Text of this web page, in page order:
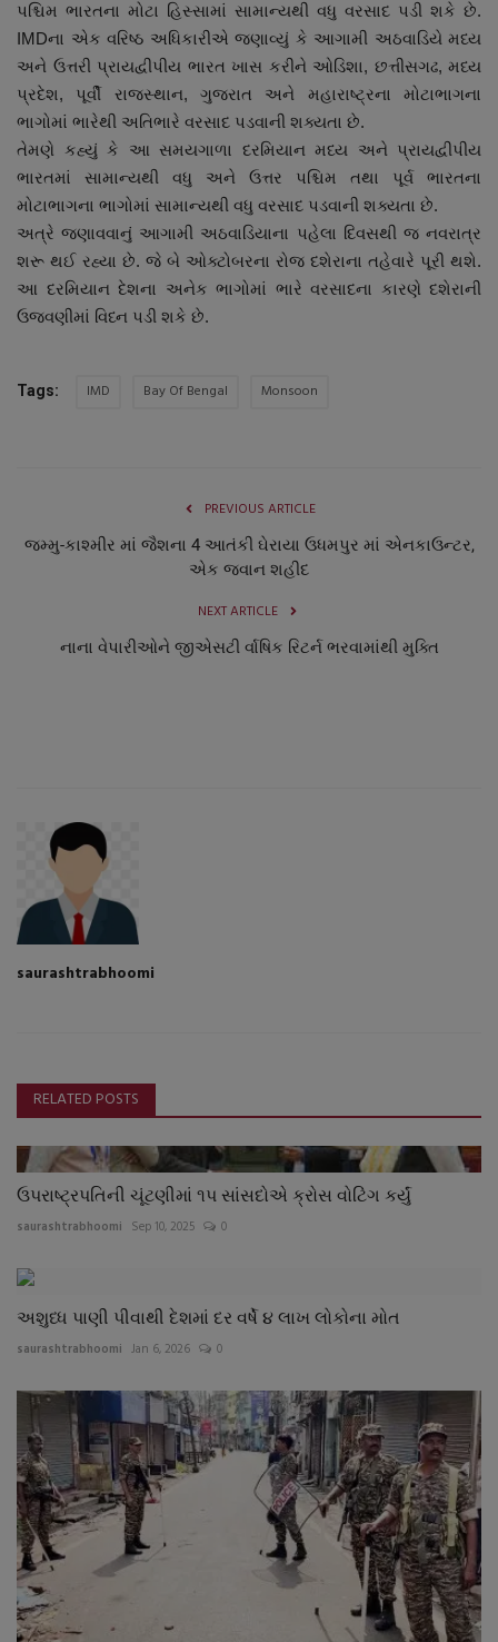
બોલિવૂડ
સ્વાસ્થ્ય
પશ્ચિમ ભારતના મોટા હિસ્સામાં સામાન્યથી વધુ વરસાદ પડી શકે છે.
IMDના એક વરિષ્ઠ અધિકારીએ જણાવ્યું કે આગામી અઠવાડિયે મધ્ય
અને ઉત્તરી પ્રાયદ્વીપીય ભારત ખાસ કરીને ઓડિશા, છત્તીસગઢ, મધ્ય
પ્રદેશ, પૂર્વી રાજસ્થાન, ગુજરાત અને મહારાષ્ટ્રના મોટાભાગના
ભાગોમાં ભારેથી અતિભારે વરસાદ પડવાની શક્યતા છે.
તેમણે કહ્યું કે આ સમયગાળા દરમિયાન મધ્ય અને પ્રાયદ્વીપીય
ભારતમાં સામાન્યથી વધુ અને ઉત્તર પશ્ચિમ તથા પૂર્વ ભારતના
મોટાભાગના ભાગોમાં સામાન્યથી વધુ વરસાદ પડવાની શક્યતા છે.
અત્રે જણાવવાનું આગામી અઠવાડિયાના પહેલા દિવસથી જ નવરાત્ર
શરૂ થઈ રહ્યા છે. જે બે ઓક્ટોબરના રોજ દશેરાના તહેવારે પૂરી થશે.
આ દરમિયાન દેશના અનેક ભાગોમાં ભારે વરસાદના કારણે દશેરાની
ઉજવણીમાં વિધ્ન પડી શકે છે.
Tags: IMD Bay Of Bengal Monsoon
PREVIOUS ARTICLE
જમ્મુ-કાશ્મીર માં જૈશના 4 આતંકી ઘેરાયા ઉધમપુર માં એનકાઉન્ટર,
એક જવાન શહીદ
NEXT ARTICLE
નાના વેપારીઓને જીએસટી ર્વાષિક રિટર્ન ભરવામાંથી મુક્તિ
saurashtrabhoomi
RELATED POSTS
ઉપરાષ્ટ્રપતિની ચૂંટણીમાં ૧પ સાંસદોએ ક્રોસ વોટિંગ કર્યું
saurashtrabhoomi Sep 10, 2025 0
અશુધ્ધ પાણી પીવાથી દેશમાં દર વર્ષે ૪ લાખ લોકોના મોત
saurashtrabhoomi Jan 6, 2026 0